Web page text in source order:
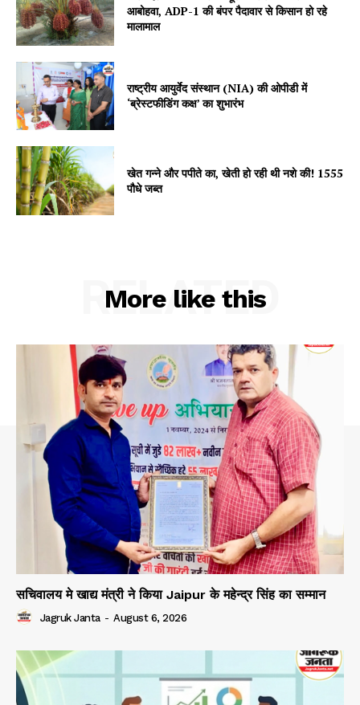
Company
About
Contact us
Subscription Plans
आबोहवा, ADP-1 की बंपर पैदावार से किसान हो रहे
मालामाल
राष्ट्रीय आयुर्वेद संस्थान (NIA) की ओपीडी में
‘ब्रेस्टफीडिंग कक्ष’ का शुभारंभ
खेत गन्ने और पपीते का, खेती हो रही थी नशे की! 1555
पौधे जब्त
More like this
RELATED
सचिवालय मे खाद्य मंत्री ने किया Jaipur के महेन्द्र सिंह का सम्मान
Jagruk Janta - August 6, 2026